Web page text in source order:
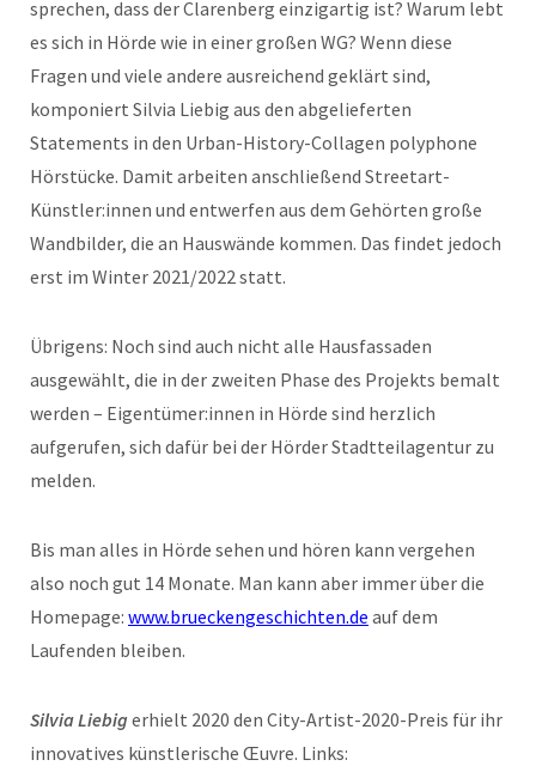
sprechen, dass der Clarenberg einzigartig ist? Warum lebt
es sich in Hörde wie in einer großen WG? Wenn diese
Fragen und viele andere ausreichend geklärt sind,
komponiert Silvia Liebig aus den abgelieferten
Statements in den Urban-History-Collagen polyphone
Hörstücke. Damit arbeiten anschließend Streetart-
Künstler:innen und entwerfen aus dem Gehörten große
Wandbilder, die an Hauswände kommen. Das findet jedoch
erst im Winter 2021/2022 statt.
Übrigens: Noch sind auch nicht alle Hausfassaden
ausgewählt, die in der zweiten Phase des Projekts bemalt
werden – Eigentümer:innen in Hörde sind herzlich
aufgerufen, sich dafür bei der Hörder Stadtteilagentur zu
melden.
Bis man alles in Hörde sehen und hören kann vergehen
also noch gut 14 Monate. Man kann aber immer über die
Homepage: www.brueckengeschichten.de auf dem
Laufenden bleiben.
Silvia Liebig erhielt 2020 den City-Artist-2020-Preis für ihr
innovatives künstlerische Œuvre. Links: